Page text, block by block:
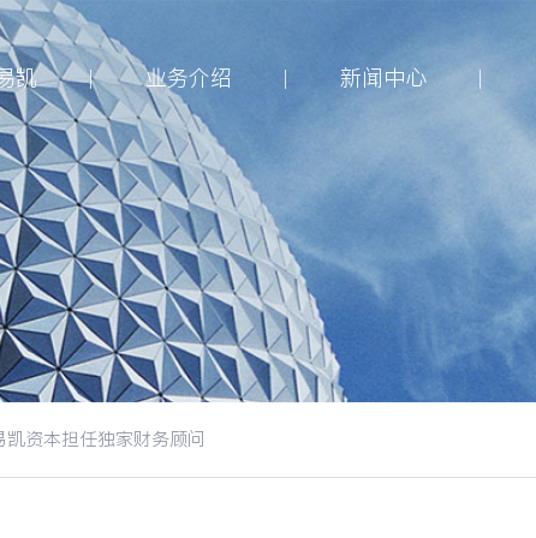
凯 业务介绍 新闻中心
资本担任独家财务顾问